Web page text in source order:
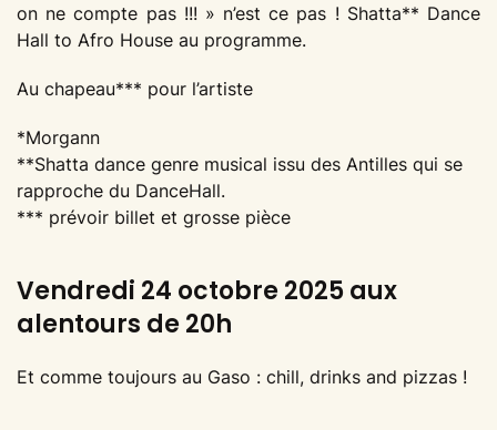
on ne compte pas !!! » n’est ce pas ! Shatta** Dance
Hall to Afro House au programme.
Au chapeau*** pour l’artiste
*Morgann
**Shatta dance genre musical issu des Antilles qui se
rapproche du DanceHall.
*** prévoir billet et grosse pièce
Vendredi 24 octobre 2025 aux
alentours de 20h
Et comme toujours au Gaso : chill, drinks and pizzas !